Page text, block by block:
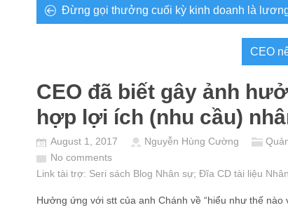
Đừng gọi thưởng cuối kỳ kinh doanh là
CEO
CEO đã biết gây ảnh
hợp lợi ích (nhu cầu)
August 1, 2017 Nguyễn Hùng Cường
No comments
Link tài trợ: Seri sách Blog Nhân sự; Đĩa CD tài liệu
Hưởng ứng với stt của anh Chánh về “hiểu như thế nào